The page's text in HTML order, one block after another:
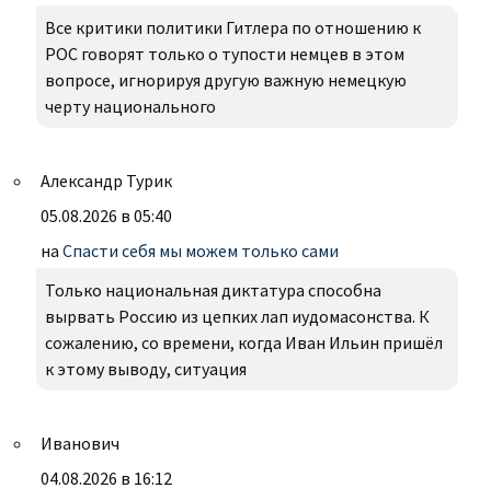
Все критики политики Гитлера по отношению к
РОС говорят только о тупости немцев в этом
вопросе, игнорируя другую важную немецкую
черту национального
Александр Турик
05.08.2026 в 05:40
на Спасти себя мы можем только сами
Только национальная диктатура способна
вырвать Россию из цепких лап иудомасонства. К
сожалению, со времени, когда Иван Ильин пришёл
к этому выводу, ситуация
Иванович
04.08.2026 в 16:12